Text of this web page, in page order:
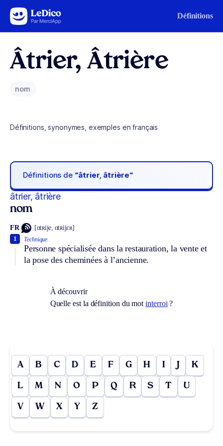
Aller au contenu Définitions
Âtrier, Âtrière
nom
Définitions, synonymes, exemples en français
Définitions de “âtrier, âtrière“
âtrier, âtrière
nom
FR [ɑtʀije, ɑtʀijɛʀ]
Technique.
Personne spécialisée dans la restauration, la vente et
la pose des cheminées à l’ancienne.
1
À découvrir
Quelle est la définition du motinterroi ?
A B C D E F G H I J K
L M N O P Q R S T U
V W X Y Z